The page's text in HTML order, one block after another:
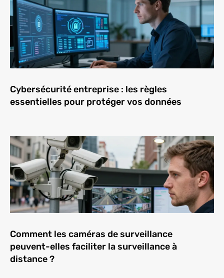
Cybersécurité entreprise : les règles
essentielles pour protéger vos données
Comment les caméras de surveillance
peuvent-elles faciliter la surveillance à
distance ?